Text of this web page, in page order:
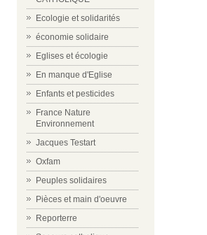
Ecologie et solidarités
économie solidaire
Eglises et écologie
En manque d'Eglise
Enfants et pesticides
France Nature
Environnement
Jacques Testart
Oxfam
Peuples solidaires
Pièces et main d'oeuvre
Reporterre